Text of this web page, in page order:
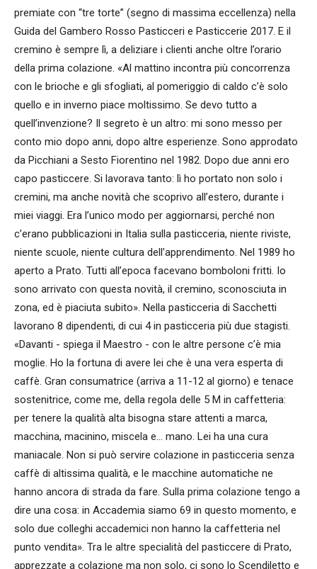
premiate con “tre torte” (segno di massima eccellenza) nella
Guida del Gambero Rosso Pasticceri e Pasticcerie 2017. E il
cremino è sempre lì, a deliziare i clienti anche oltre l’orario
della prima colazione. «Al mattino incontra più concorrenza
con le brioche e gli sfogliati, al pomeriggio di caldo c’è solo
quello e in inverno piace moltissimo. Se devo tutto a
quell’invenzione? Il segreto è un altro: mi sono messo per
conto mio dopo anni, dopo altre esperienze. Sono approdato
da Picchiani a Sesto Fiorentino nel 1982. Dopo due anni ero
capo pasticcere. Si lavorava tanto: lì ho portato non solo i
cremini, ma anche novità che scoprivo all’estero, durante i
miei viaggi. Era l’unico modo per aggiornarsi, perché non
c’erano pubblicazioni in Italia sulla pasticceria, niente riviste,
niente scuole, niente cultura dell’apprendimento. Nel 1989 ho
aperto a Prato. Tutti all’epoca facevano bomboloni fritti. Io
sono arrivato con questa novità, il cremino, sconosciuta in
zona, ed è piaciuta subito». Nella pasticceria di Sacchetti
lavorano 8 dipendenti, di cui 4 in pasticceria più due stagisti.
«Davanti - spiega il Maestro - con le altre persone c’è mia
moglie. Ho la fortuna di avere lei che è una vera esperta di
caffè. Gran consumatrice (arriva a 11-12 al giorno) e tenace
sostenitrice, come me, della regola delle 5 M in caffetteria:
per tenere la qualità alta bisogna stare attenti a marca,
macchina, macinino, miscela e… mano. Lei ha una cura
maniacale. Non si può servire colazione in pasticceria senza
caffè di altissima qualità, e le macchine automatiche ne
hanno ancora di strada da fare. Sulla prima colazione tengo a
dire una cosa: in Accademia siamo 69 in questo momento, e
solo due colleghi accademici non hanno la caffetteria nel
punto vendita». Tra le altre specialità del pasticcere di Prato,
apprezzate a colazione ma non solo, ci sono lo Scendiletto e